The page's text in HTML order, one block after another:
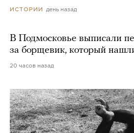
ИСТОРИИ день назад
В Подмосковье выписали
за борщевик, который
20 часов назад